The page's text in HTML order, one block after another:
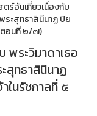
ตร์อันเกี่ยวเนื่องกับ
ระสุทธาสินีนาฏ ปิย
(ตอนที่ ๒/๗)
พระวิมาดาเธอ
สุทธาสินีนาฏ
ในรัชกาลที่ ๕